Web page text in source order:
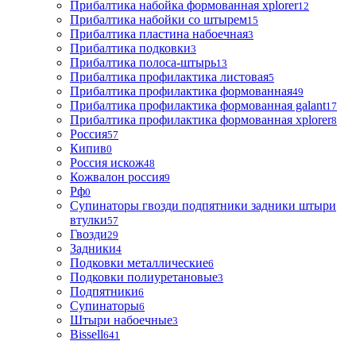
Прибалтика набойка формованная xplorer12
Прибалтика набойки со штырем15
Прибалтика пластина набоечная3
Прибалтика подковки3
Прибалтика полоса-штырь13
Прибалтика профилактика листовая5
Прибалтика профилактика формованная49
Прибалтика профилактика формованная galant17
Прибалтика профилактика формованная xplorer8
Россия57
Кипив0
Россия искож48
Кожвалон россия9
Рф0
Супинаторы гвозди подпятники задники штыри
втулки57
Гвозди29
Задники4
Подковки металлические6
Подковки полиуретановые3
Подпятники6
Супинаторы6
Штыри набоечные3
Bissell641